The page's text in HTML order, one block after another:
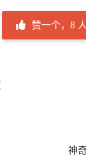
赞一个， 8
神